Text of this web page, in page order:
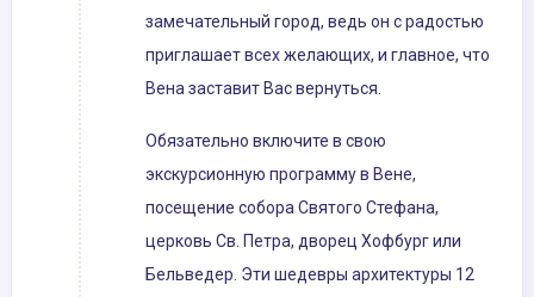
замечательный город, ведь он с радостью
приглашает всех желающих, и главное, что
Вена заставит Вас вернуться.
Обязательно включите в свою
экскурсионную программу в Вене,
посещение собора Святого Стефана,
церковь Св. Петра, дворец Хофбург или
Бельведер. Эти шедевры архитектуры 12